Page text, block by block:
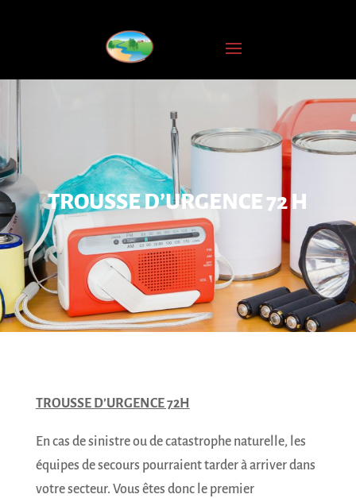
TROUSSE D’URGENCE 72 H
TROUSSE D’URGENCE 72H
En cas de sinistre ou de catastrophe naturelle, les
équipes de secours pourraient tarder à arriver dans
votre secteur. Vous êtes donc le premier
L'INFOLETTRE
JE
M'ABONNE